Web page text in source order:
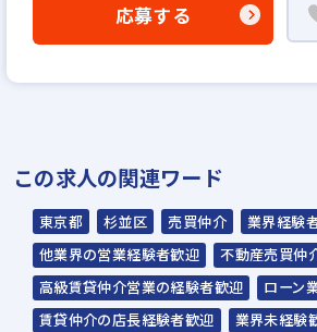
WEB書類選考
▼
説明選考会（電話面談）
式会社が行います＊
スラッシュ株式会社からのご
ください。
ご連絡までに7日程度いただ
ます。予めご了承ください。
応募する
この求人の関連ワード
東京都 杉並区 売買仲介
業界経験
他業界の営業経験者歓迎
不動産売買仲
高級賃貸仲介営業の経験者歓迎
ローン
賃貸仲介の店長経験者歓迎
業界未経験